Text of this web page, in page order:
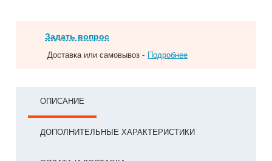
Задать вопрос
Доставка или самовывоз - Подробнее
ОПИСАНИЕ
ДОПОЛНИТЕЛЬНЫЕ ХАРАКТЕРИСТИКИ